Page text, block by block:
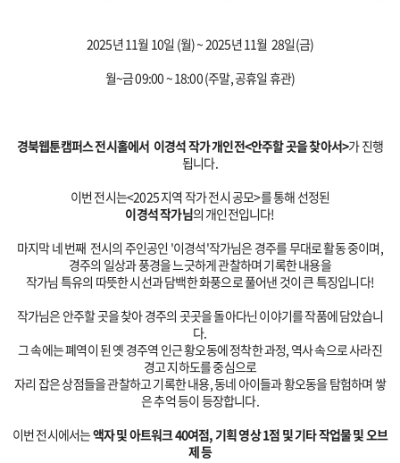
2025년 11월 10일 (월) ~ 2025년 11월 28일(금)
월~금 09:00 ~ 18:00 (주말, 공휴일 휴관)
경북웹툰캠퍼스 전시홀에서 이경석작가 개인전<안주할 곳을 찾아서>가 진행
됩니다.
이번 전시는<2025 지역 작가 전시 공모>를 통해 선정된
이경석 작가님의 개인전입니다!
마지막 네 번째 전시의 주인공인 '이경석'작가님은 경주를 무대로 활동 중이며,
경주의 일상과 풍경을 느긋하게 관찰하며 기록한 내용을
작가님 특유의 따뜻한 시선과 담백한 화풍으로 풀어낸 것이 큰 특징입니다!
작가님은 안주할 곳을 찾아 경주의 곳곳을 돌아다닌 이야기를 작품에 담았습니
다.
그 속에는 폐역이 된 옛 경주역 인근 황오동에 정착한 과정, 역사 속으로 사라진
경고 지하도를 중심으로
자리 잡은 상점들을 관찰하고 기록한 내용, 동네 아이들과 황오동을 탐험하며 쌓
은 추억 등이 등장합니다.
이번 전시에서는액자 및 아트워크 40여점, 기획 영상 1점 및 기타 작업물 및 오브
제 등